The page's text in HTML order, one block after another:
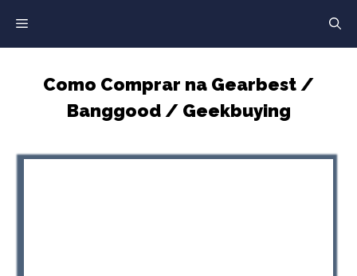
para
o
Como Comprar na Gearbest /
Banggood / Geekbuying